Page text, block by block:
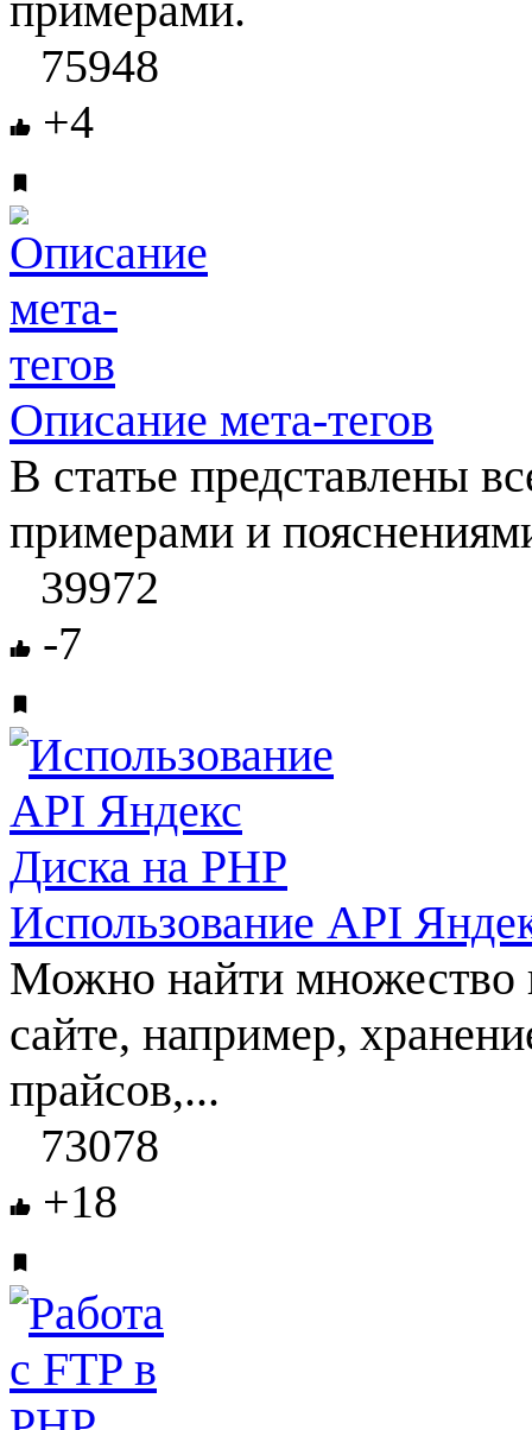
75948
+4
Описание мета-тегов
В статье представлены
примерами и
39972
-7
Использование API
Можно найти множество
сайте, например,
прайсов,...
73078
+18